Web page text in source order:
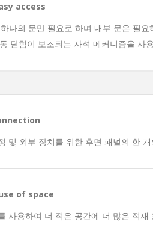
access
나의 문만 필요로 하며 내부 문은 필
닫힘이 보조되는 자석 메커니즘을 사
및 외부 장치를 위한 후면 패널의 한
of space
사용하여 더 적은 공간에 더 많은 적